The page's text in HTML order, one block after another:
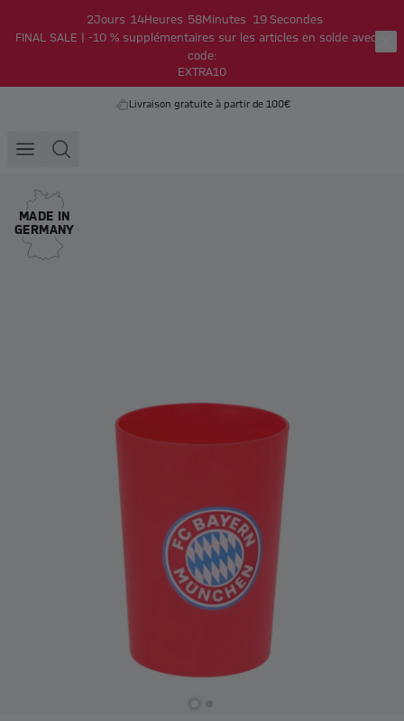
2Jours 14Heures 58Minutes 18 Secondes
FINAL SALE | -10 % supplémentaires sur les articles en solde avec le
code:
EXTRA10
Livraison gratuite à partir de 100€
MADE IN
GERMANY